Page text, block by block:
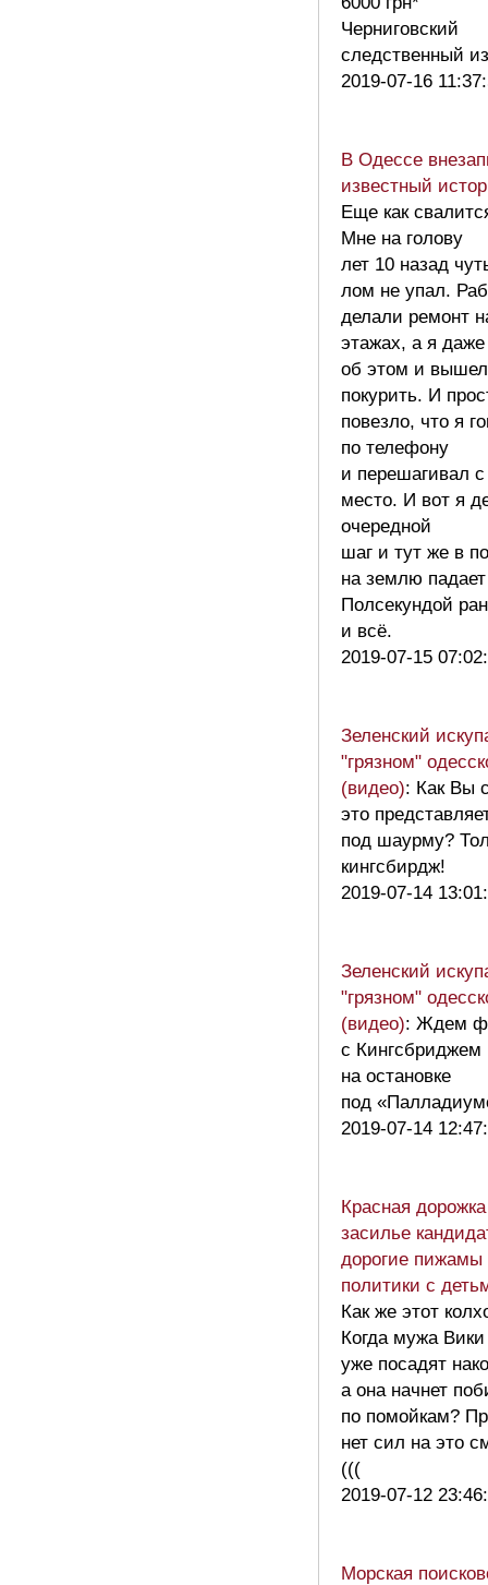
Черниговский
следственный
2019-07-16
В Одессе
известный
Еще как
Мне на голову
лет 10 назад
лом не упал.
делали ремонт
этажах, а я
об этом и
покурить. И
повезло, что я
по телефону
и перешагивал
место. И вот я
очередной
шаг и тут же в
на землю
Полсекундой
и всё.
2019-07-15
Зеленский
"грязном"
(видео): Как Вы
это
под шаурму?
кингсбирдж!
2019-07-14
Зеленский
"грязном"
(видео): Ждем
с Кингсбриджем
на остановке
под
2019-07-14
Красная
засилье
дорогие пижамы
политики с
Как же этот
Когда мужа Вики
уже посадят
а она начнет
по помойкам?
нет сил на это
(((
2019-07-12
Морская